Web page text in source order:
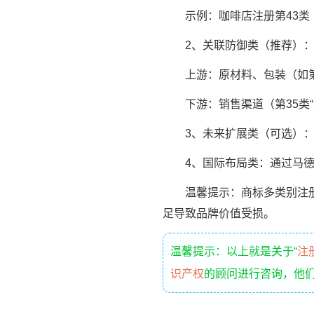
示例：咖啡店注册第43类
2、关联防御类（推荐）：
上游：原材料、包装（如第
下游：销售渠道（第35类“
3、未来扩展类（可选）：
4、国际布局类：通过马德
温馨提示：商标多类别注册
足导致品牌价值受损。
温馨提示：以上就是关于“注
识产权的顾问进行咨询，他